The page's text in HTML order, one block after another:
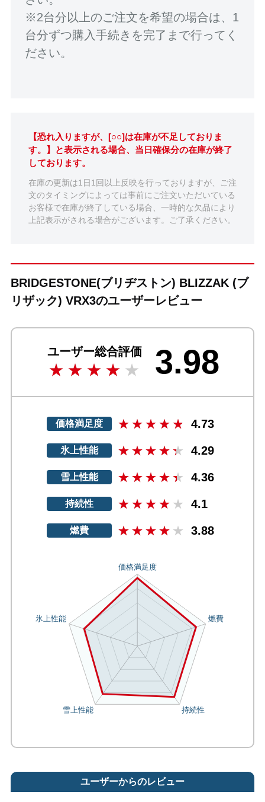
※2台分以上のご注文を希望の場合は、1
台分ずつ購入手続きを完了まで行ってく
ださい。
【恐れ入りますが、[○○]は在庫が不足しておりま
す。】と表示される場合、当日確保分の在庫が終了
しております。
在庫の更新は1日1回以上反映を行っておりますが、ご注
文のタイミングによっては事前にご注文いただいている
お客様で在庫が終了している場合、一時的な欠品により
上記表示がされる場合がございます。ご了承ください。
BRIDGESTONE(ブリヂストン) BLIZZAK (ブ
リザック) VRX3のユーザーレビュー
ユーザー総合評価 3.98
価格満足度 4.73
氷上性能 4.29
雪上性能 4.36
持続性 4.1
燃費 3.88
ユーザーからのレビュー